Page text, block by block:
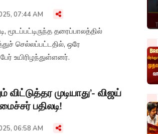
07:44 AM
மூடப்பட்டிருந்த தரைப்பாலத்தில்
செல்லப்பட்டதில், ஒரே
உயிரிழந்துள்ளனர்.
முடியாது’- விஜய்
பதிலடி!
06:58 AM